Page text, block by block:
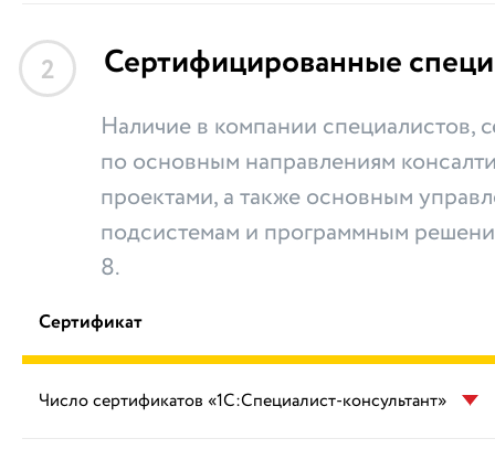
2 Сертифицированные
Наличие в компании специалистов,
по основным направлениям
проектами, а также основным
подсистемам и программным
8.
Сертификат
Число сертификатов «1С:Специалист-консультант»